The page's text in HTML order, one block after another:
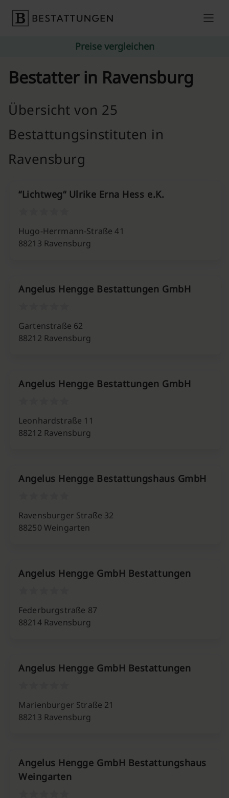
Preise vergleichen
Bestatter in Ravensburg
Übersicht von 25
Bestattungsinstituten in
Ravensburg
“Lichtweg“ Ulrike Erna Hess e.K.
Hugo-Herrmann-Straße 41
88213 Ravensburg
Angelus Hengge Bestattungen GmbH
Gartenstraße 62
88212 Ravensburg
Angelus Hengge Bestattungen GmbH
Leonhardstraße 11
88212 Ravensburg
Angelus Hengge Bestattungshaus GmbH
Ravensburger Straße 32
88250 Weingarten
Angelus Hengge GmbH Bestattungen
Federburgstraße 87
88214 Ravensburg
Angelus Hengge GmbH Bestattungen
Marienburger Straße 21
88213 Ravensburg
Angelus Hengge GmbH Bestattungshaus
Weingarten